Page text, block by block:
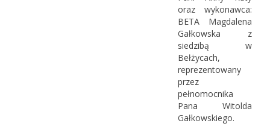
oraz wykonawca:
BETA Magdalena
Gałkowska z
siedzibą w
Bełżycach,
reprezentowany
przez
pełnomocnika
Pana Witolda
Gałkowskiego.